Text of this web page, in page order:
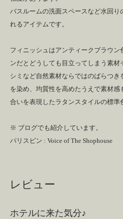
バスルームの洗面スペースなど水回り
れるアイテムです。
フィニッシュはアンティークブラウン
ンだとどうしても目立ってしまう素
シミなど自然素材ならではのばらつ
を染め、均質性を高めたうえで素材
合いを表現したラタンスタイルの標準
※ ブログでも紹介しています。
パリスビン : Voice of The Shophouse
レビュー
ホテルに来た気分♪